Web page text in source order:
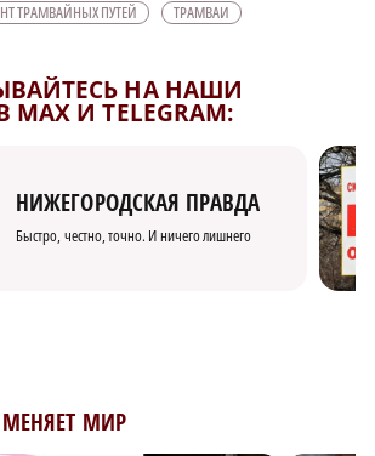
ТРАМВАЙНЫХ ПУТЕЙ ТРАМВАИ
НА НАШИ
И TELEGRAM:
НИЖЕГОРОДСКАЯ ПРАВДА
Быстро, честно, точно. И ничего лишнего
МИР